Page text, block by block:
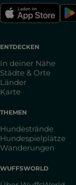
ENTDECKEN
In deiner Nähe
Städte & Orte
Länder
Karte
THEMEN
Hundestrände
Hundespielplätze
Wanderungen
WUFFSWORLD